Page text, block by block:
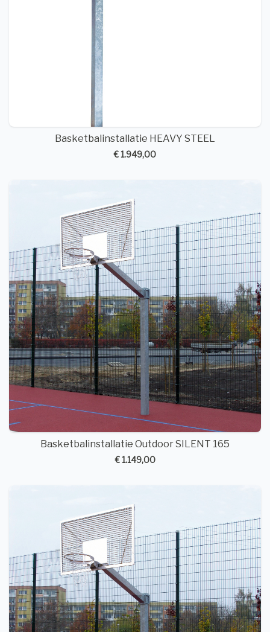
Basketbalinstallatie HEAVY STEEL
€ 1.949,00
Basketbalinstallatie Outdoor SILENT 165
€ 1.149,00